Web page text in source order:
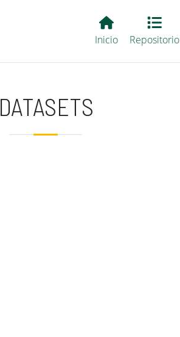
Main EvALL
Inicio Repositorio
DATASETS